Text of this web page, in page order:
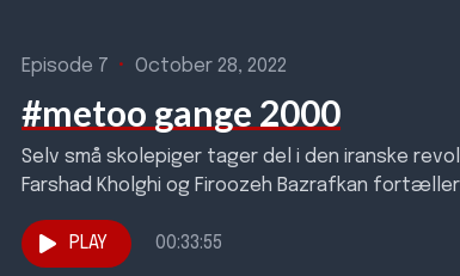
Episode 7 • October 28, 2022
#metoo gange 2000
Selv små skolepiger tager del i den iranske
Farshad Kholghi og Firoozeh Bazrafkan fortæller
PLAY 00:33:55